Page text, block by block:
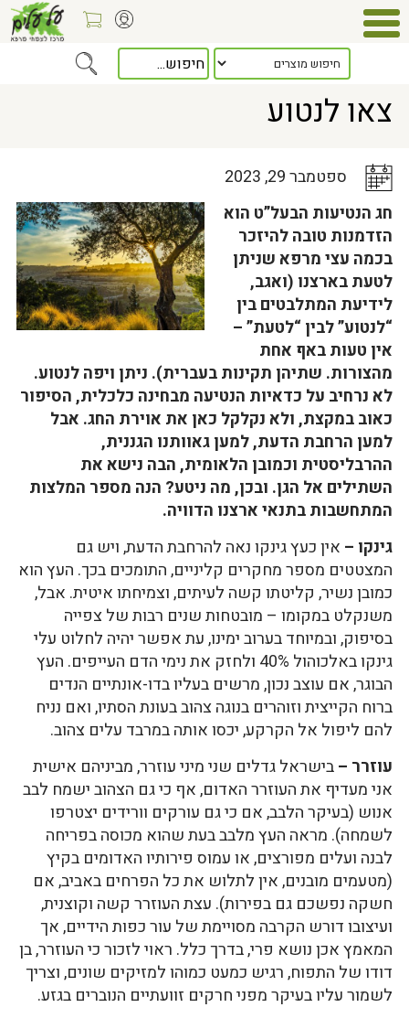
כלל המאמרים> צאו לנטוע
צאו לנטוע
ספטמבר 29, 2023
חג הנטיעות הבעל”ט הוא
הזדמנות טובה להיזכר
בכמה עצי מרפא שניתן
לטעת בארצנו (ואגב,
לידיעת המתלבטים בין
“לנטוע” לבין “לטעת” –
אין טעות באף אחת
מהצורות. שתיהן תקינות בעברית). ניתן ויפה לנטוע.
לא נרחיב על כדאיות הנטיעה מבחינה כלכלית, הסיפור
כאוב במקצת, ולא נקלקל כאן את אוירת החג. אבל
למען הרחבת הדעת, למען גאוותנו הגננית,
ההרבליסטית וכמובן הלאומית, הבה נישא את
השתילים אל הגן. ובכן, מה ניטע? הנה מספר המלצות
המתחשבות בתנאי ארצנו הדוויה.
גינקו – אין כעץ גינקו נאה להרחבת הדעת, ויש גם
המצטטים מספר מחקרים קליניים, התומכים בכך. העץ הוא
כמובן נשיר, קליטתו קשה לעיתים, וצמיחתו איטית. אבל,
משנקלט במקומו – מובטחות שנים רבות של צפייה
בסיפוק, ובמיוחד בערוב ימינו, עת אפשר יהיה לחלוט עלי
גינקו באלכוהול 40% ולחזק את נימי הדם העייפים. העץ
הבוגר, אם עוצב נכון, מרשים בעליו בדו-אונתיים הנדים
ברוח הקייצית וזוהרים בנוגה צהוב בעונת הסתיו, ואם נניח
להם ליפול אל הקרקע, יכסו אותה במרבד עלים צהוב.
עוזרר –בישראל גדלים שני מיני עוזרר, מביניהם אישית
אני מעדיף את העוזרר האדום, אף כי גם הצהוב ישמח לבב
אנוש (בעיקר הלבב, אם כי גם עורקים וורידים יצטרפו
לשמחה). מראה העץ מלבב בעת שהוא מכוסה בפריחה
לבנה ועלים מפורצים, או עמוס פירותיו האדומים בקיץ
(מטעמים מובנים, אין לתלוש את כל הפרחים באביב, אם
חשקה נפשכם גם בפירות). עצת העוזרר קשה וקוצנית,
ועיצובו דורש הקרבה מסויימת של עור כפות הידיים, אך
המאמץ אכן נושא פרי, בדרך כלל. ראוי לזכור כי העוזרר, בן
דודו של התפוח, רגיש כמעט כמוהו למזיקים שונים, וצריך
לשמור עליו בעיקר מפני חרקים זוועתיים הנוברים בגזע.